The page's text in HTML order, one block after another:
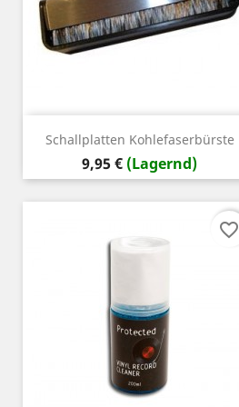
Schallplatten Kohlefaserbürste
Preis
9,95 € (Lagernd)
favorite_border